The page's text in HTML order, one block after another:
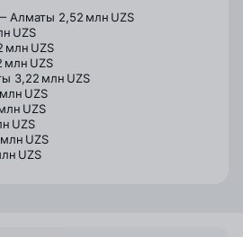
Алматы 2,52 млн UZS
UZS
млн UZS
млн UZS
3,22 млн UZS
UZS
UZS
UZS
UZS
UZS